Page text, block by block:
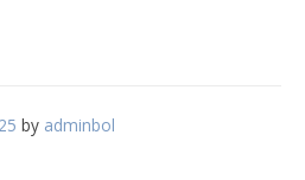
by adminbol